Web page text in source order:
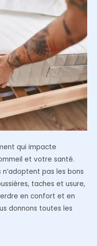
qui impacte
et votre santé.
pas les bons
taches et usure,
en confort et en
donnons toutes les